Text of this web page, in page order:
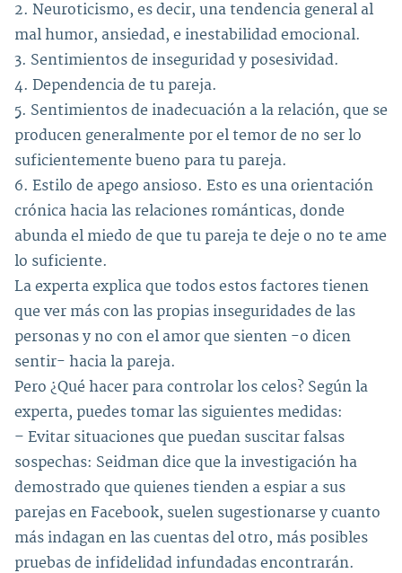
2. Neuroticismo, es decir, una tendencia general al
mal humor, ansiedad, e inestabilidad emocional.
3. Sentimientos de inseguridad y posesividad.
4. Dependencia de tu pareja.
5. Sentimientos de inadecuación a la relación, que se
producen generalmente por el temor de no ser lo
suficientemente bueno para tu pareja.
6. Estilo de apego ansioso. Esto es una orientación
crónica hacia las relaciones románticas, donde
abunda el miedo de que tu pareja te deje o no te ame
lo suficiente.
La experta explica que todos estos factores tienen
que ver más con las propias inseguridades de las
personas y no con el amor que sienten -o dicen
sentir- hacia la pareja.
Pero ¿Qué hacer para controlar los celos? Según la
experta, puedes tomar las siguientes medidas:
– Evitar situaciones que puedan suscitar falsas
sospechas: Seidman dice que la investigación ha
demostrado que quienes tienden a espiar a sus
parejas en Facebook, suelen sugestionarse y cuanto
más indagan en las cuentas del otro, más posibles
pruebas de infidelidad infundadas encontrarán.